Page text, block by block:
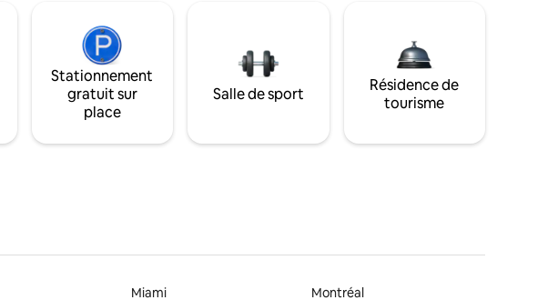
Stationnement
gratuit sur
place
Salle de sport
Résidence de
tourisme
Miami
Montréal